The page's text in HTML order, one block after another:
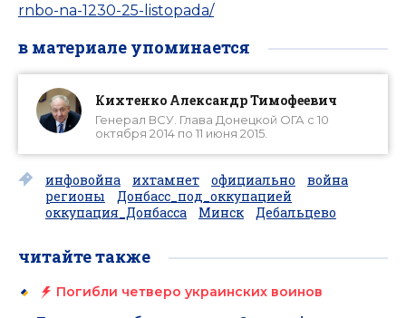
rnbo-na-1230-25-listopada/
в материале упоминается
Кихтенко Александр Тимофеевич
Генерал ВСУ. Глава Донецкой ОГА с 10
октября 2014 по 11 июня 2015.
инфовойна ихтамнет официально
война
регионы
Донбасс_под_оккупацией
оккупация_Донбасса
Минск Дебальцево
читайте также
Погибли четверо украинских воинов